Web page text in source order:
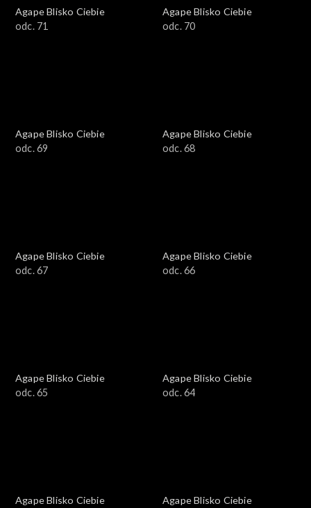
Agape Blisko Ciebie
odc. 71
Agape Blisko Ciebie
odc. 70
Agape Blisko Ciebie
odc. 69
Agape Blisko Ciebie
odc. 68
Agape Blisko Ciebie
odc. 67
Agape Blisko Ciebie
odc. 66
Agape Blisko Ciebie
odc. 65
Agape Blisko Ciebie
odc. 64
Agape Blisko Ciebie
Agape Blisko Ciebie